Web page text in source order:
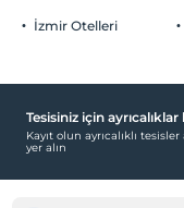
Resepsiyon
Her bir oda için 2. çocuk
İzmir Otelleri
Tesisiniz için
Kayıt olun ayrıcalıklı
yer alın